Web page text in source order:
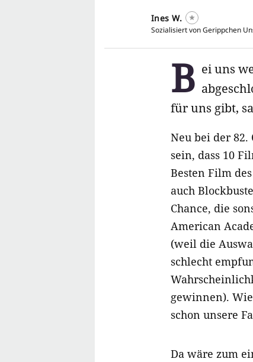
Ines W.
Sozialisiert von Gerippchen
B ei uns
für uns gibt,
Neu bei der 82.
sein, dass 10
Besten Film
auch
Chance, die
American
(weil die
schlecht
gewinnen).
schon unsere
Da wäre zum